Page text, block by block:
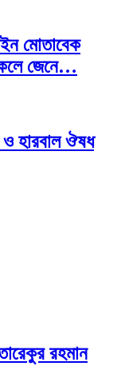
মোতাবেক
জেনে…
হারবাল ঔষধ
রহমান